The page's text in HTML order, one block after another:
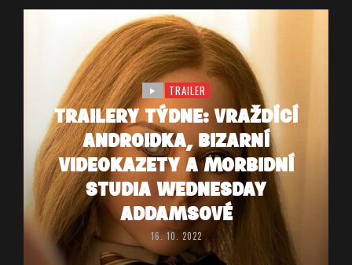
TRAILER
TRAILERY TÝDNE: VRAŽDÍCÍ
ANDROIDKA, BIZARNÍ
VIDEOKAZETY A MORBIDNÍ
STUDIA WEDNESDAY
ADDAMSOVÉ
16. 10. 2022